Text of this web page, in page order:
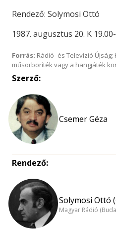
Rendező: Solymosi Ottó
1987. augusztus 20. K
Forrás: Rádió- és Televízió
műsorboríték vagy a hangjáték
Szerző:
Csemer Géza
Rendező:
Solymosi Ottó
Magyar Rádió